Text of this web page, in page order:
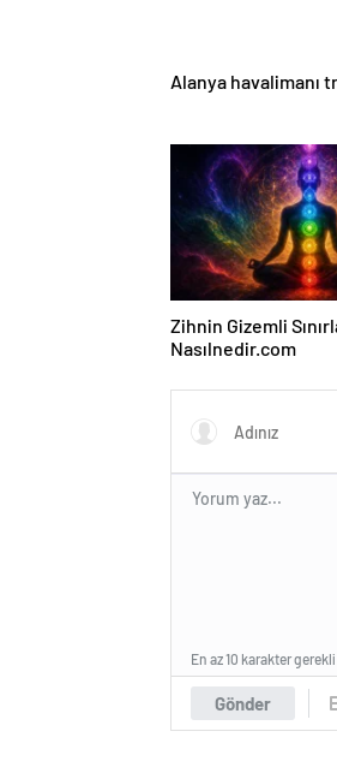
Alanya havalimanı
Zihnin Gizemli
Nasılnedir.com
Gönder
En az 10 karakter gerekli